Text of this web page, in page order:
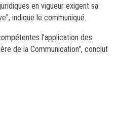
en vigueur exigent sa
indique le communiqué.
l'application des
de la Communication", conclut